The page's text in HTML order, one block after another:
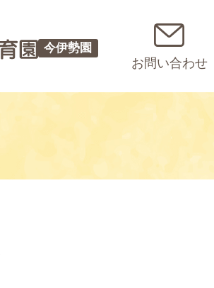
今伊勢園
お問い合わせ